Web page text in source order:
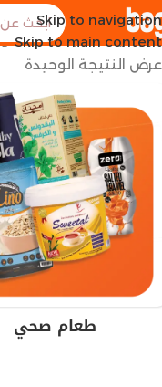
Skip to navigation
Skip to main content
الرئيسية منتجات تحت
عرض النتيجة الوحيدة
طعام صحي